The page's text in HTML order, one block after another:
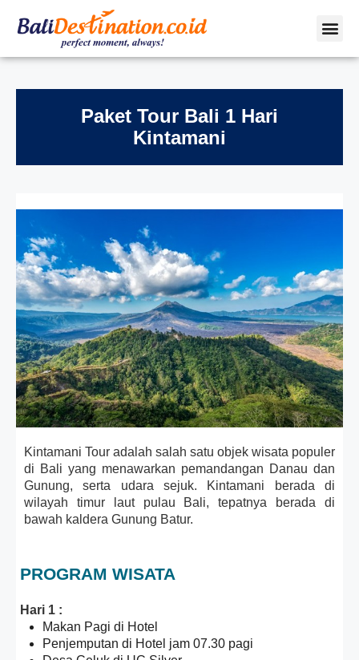
Paket Tour Bali 1 Hari
Kintamani
Kintamani Tour adalah salah satu objek wisata populer
di Bali yang menawarkan pemandangan Danau dan
Gunung, serta udara sejuk. Kintamani berada di
wilayah timur laut pulau Bali, tepatnya berada di
bawah kaldera Gunung Batur.
PROGRAM WISATA
Hari 1 :
Makan Pagi di Hotel
Penjemputan di Hotel jam 07.30 pagi